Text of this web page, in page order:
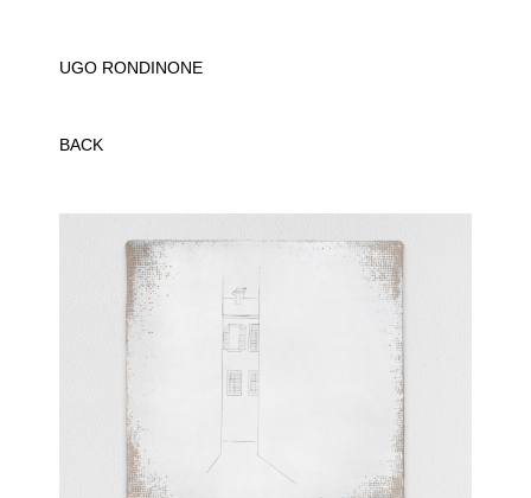
UGO RONDINONE
BACK